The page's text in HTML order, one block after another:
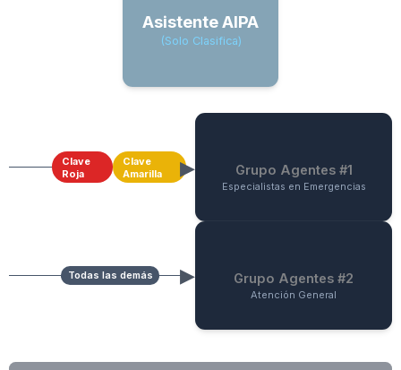
Asistente AIPA
(Solo Clasifica)
Clave
Roja
Clave
Amarilla
Grupo Agentes #1
Especialistas en Emergencias
Todas las demás Grupo Agentes #2
Atención General